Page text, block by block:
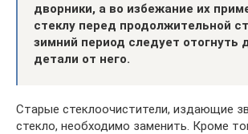
дворники, а во избежание их
стеклу перед продолжительной
зимний период следует отогнуть
детали от него.
Старые стеклоочистители, издающие
стекло, необходимо заменить. Кроме